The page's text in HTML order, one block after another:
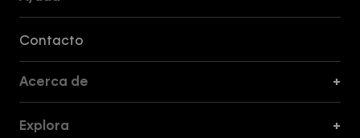
Contacto
Acerca de +
Explora +